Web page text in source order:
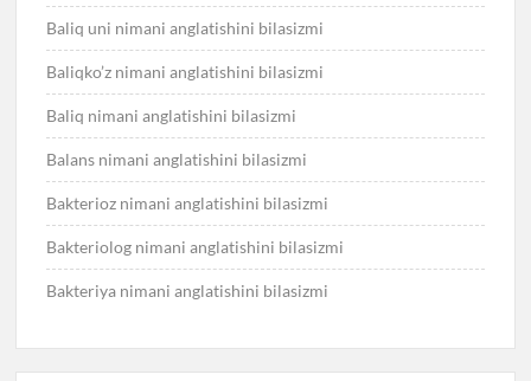
Baliq uni nimani anglatishini bilasizmi
Baliqko’z nimani anglatishini bilasizmi
Baliq nimani anglatishini bilasizmi
Balans nimani anglatishini bilasizmi
Bakterioz nimani anglatishini bilasizmi
Bakteriolog nimani anglatishini bilasizmi
Bakteriya nimani anglatishini bilasizmi